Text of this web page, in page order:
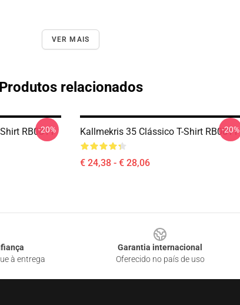
VER MAIS
Produtos relacionados
RB0811
-20% Kallmekris 35 Clássico T-Shirt RB0811
€ 24,38 - € 28,06
-20%
à entrega
Garantia internacional
Oferecido no país de uso